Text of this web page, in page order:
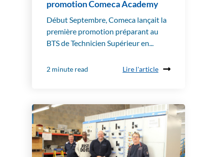
promotion Comeca Academy
Début Septembre, Comeca lançait la
première promotion préparant au
BTS de Technicien Supérieur en...
2 minute read Lire l'article